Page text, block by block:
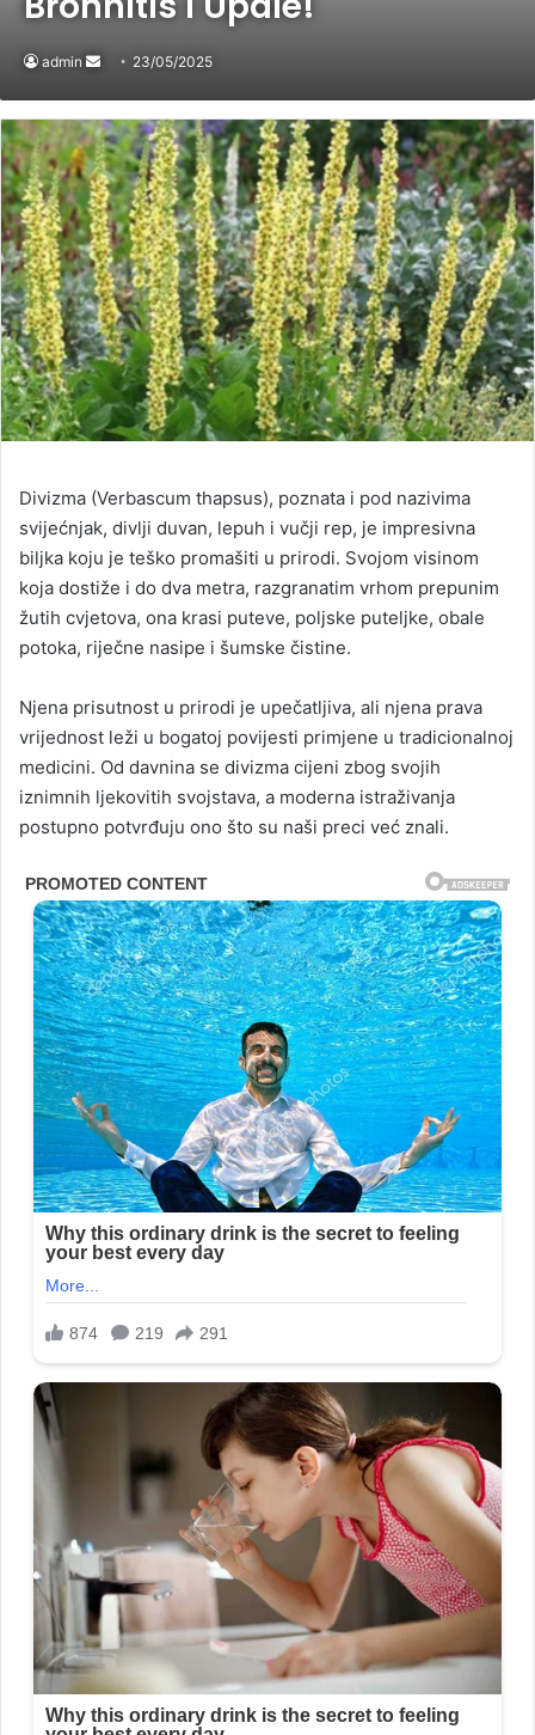
admin
Send
email
23/05/2025
Divizma (Verbascum thapsus), poznata i pod nazivima
svijećnjak, divlji duvan, lepuh i vučji rep, je impresivna
biljka koju je teško promašiti u prirodi. Svojom visinom
koja dostiže i do dva metra, razgranatim vrhom prepunim
žutih cvjetova, ona krasi puteve, poljske puteljke, obale
potoka, riječne nasipe i šumske čistine.
Njena prisutnost u prirodi je upečatljiva, ali njena prava
vrijednost leži u bogatoj povijesti primjene u tradicionalnoj
medicini. Od davnina se divizma cijeni zbog svojih
iznimnih ljekovitih svojstava, a moderna istraživanja
postupno potvrđuju ono što su naši preci već znali.